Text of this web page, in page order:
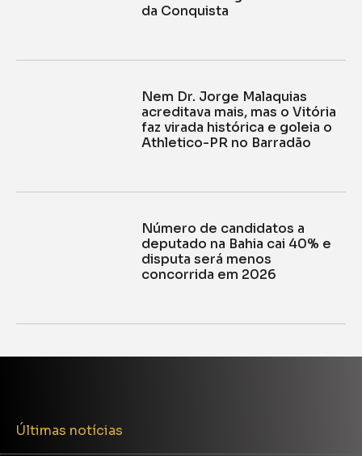
da Conquista
Nem Dr. Jorge Malaquias
acreditava mais, mas o Vitória
faz virada histórica e goleia o
Athletico-PR no Barradão
Número de candidatos a
deputado na Bahia cai 40% e
disputa será menos
concorrida em 2026
Últimas notícias